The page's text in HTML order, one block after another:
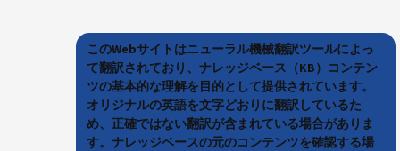
このWebサイトはニューラル機械翻訳ツールによっ
て翻訳されており、ナレッジベース（KB）コンテン
ツの基本的な理解を目的として提供されています。
オリジナルの英語を文字どおりに翻訳しているた
め、正確ではない翻訳が含まれている場合がありま
す。ナレッジベースの元のコンテンツを確認する場